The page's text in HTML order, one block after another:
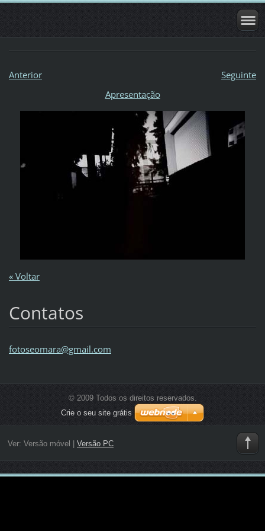
Anterior
Seguinte
Apresentação
« Voltar
Contatos
fotoseomara@gmail.com
© 2009 Todos os direitos reservados.
Crie o seu site grátis
Ver: Versão móvel Versão PC